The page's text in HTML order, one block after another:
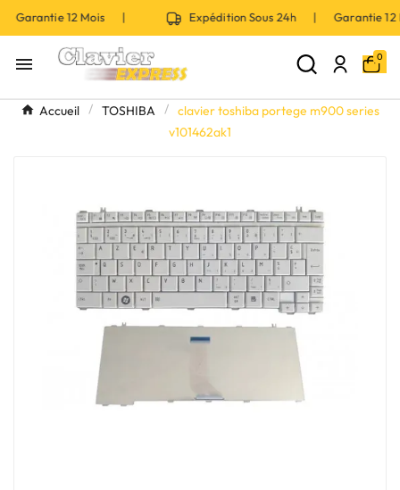
Garantie 12 Mois | Expédition Sous 24h | Garantie
 0
Accueil TOSHIBA
clavier toshiba portege m900 series
v101462ak1